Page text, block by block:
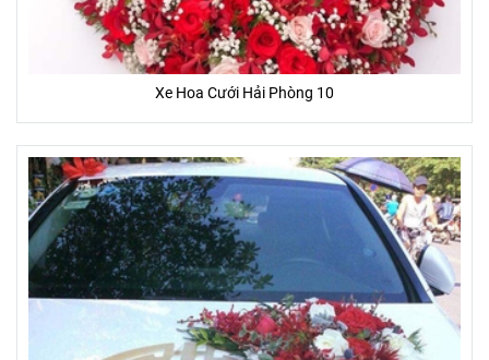
- Hoa tươi là sản phẩm tự nhiên, đặc thù thủ công nên sản
phẩm hoa sau khi hoàn thành sẽ giống 85 - 95% so với hình
- Một số hoa phụ, lá, phụ kiện trên mẫu có thể thay đổi tùy
thuộc vào từng mùa, và từng tỉnh thành.
- Màu sắc của hoa thực tế nhận được có thể thay đổi chút ít
so với hình ảnh mẫu (Do màu sắc hiển thị khác nhau trên
từng màn hình thiết bị, góc chụp, ánh sáng)
ƯU ĐÃI ĐẶC BIỆT
- Tặng banner hoặc thiệp (trị giá 20.000đ - 50.000đ) miễn phí
- Miễn phí giao khu vực nội thành
Xe Hoa Cưới Hải Phòng 10